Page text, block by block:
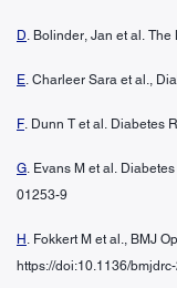
D. Bolinder, Jan et al.
E. Charleer Sara et al.,
F. Dunn T et al. Diabetes
G. Evans M et al.
01253-9
H . Fokkert M et al., BMJ
https://doi:10.1136/